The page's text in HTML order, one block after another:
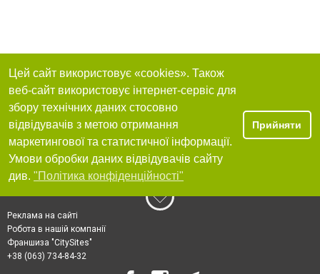
Цей сайт використовує «cookies». Також
веб-сайт використовує інтернет-сервіс для
збору технічних даних стосовно
відвідувачів з метою отримання
маркетингової та статистичної інформації.
Умови обробки даних відвідувачів сайту
див. "Політика конфіденційності"
Прийняти
Реклама на сайті
Робота в нашій компанії
Франшиза "CitySites"
+38 (063) 734-84-32